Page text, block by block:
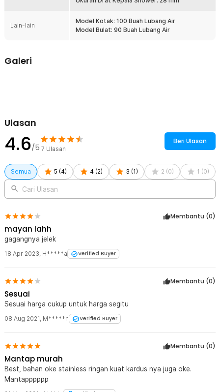
1 x BATHE PROJECT Kepala Head Shower Mandi 8 Inch Stainless
2 x Karet Seal
Lain-lain
Model Kotak: 100 Buah Lubang Air
Model Bulat: 90 Buah Lubang Air
Galeri
Ulasan
4.6/5 7 Ulasan
Beri Ulasan
Semua 5 (4) 4 (2) 3 (1 ) 2 (0) 1 (0)
Cari Ulasan
Membantu (0)
mayan lahh
gagangnya jelek
18 Apr 2023, H*****a Verified Buyer
Membantu (0)
Sesuai
Sesuai harga cukup untuk harga segitu
08 Aug 2021, M*****n Verified Buyer
Membantu (0)
Mantap murah
Best, bahan oke stainless ringan kuat kardus nya juga oke.
Mantapppppp